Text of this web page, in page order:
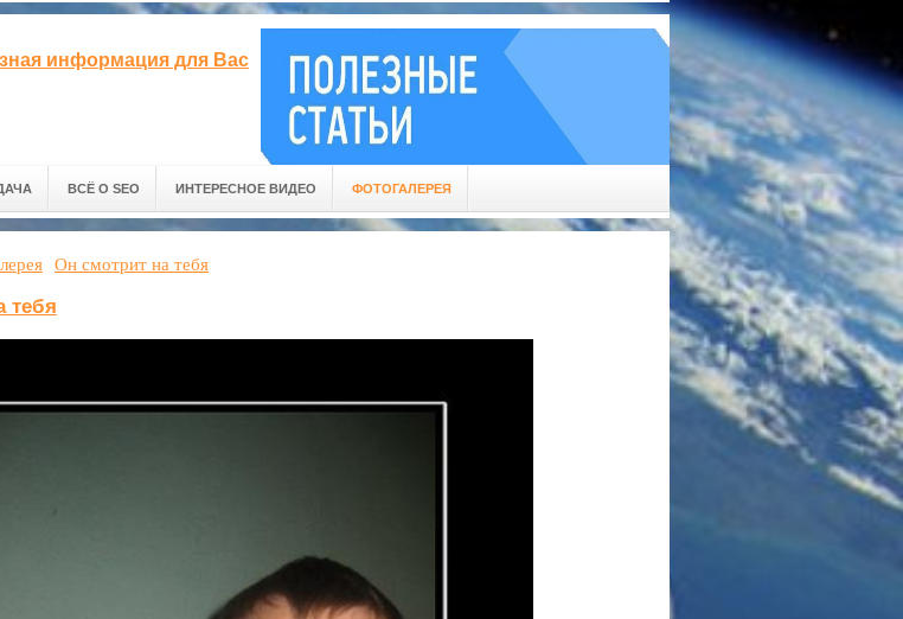
информация для Вас
ВСЁ О SEO ИНТЕРЕСНОЕ ВИДЕО ФОТОГАЛЕРЕЯ
Он смотрит на тебя
тебя